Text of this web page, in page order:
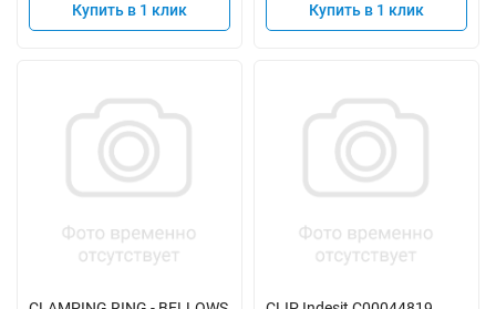
Купить в 1 клик Купить в 1 клик